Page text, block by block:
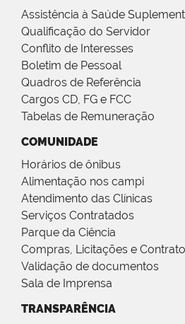
Assistência à Saúde
Qualificação do Servidor
Conflito de Interesses
Boletim de Pessoal
Quadros de Referência
Cargos CD, FG e FCC
Tabelas de Remuneração
COMUNIDADE
Horários de ônibus
Alimentação nos campi
Atendimento das Clínicas
Serviços Contratados
Parque da Ciência
Compras, Licitações e
Validação de documentos
Sala de Imprensa
TRANSPARÊNCIA